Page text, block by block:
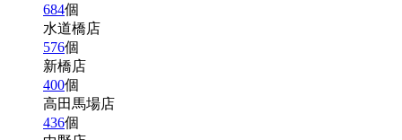
684個
水道橋店
576個
新橋店
400個
高田馬場店
436個